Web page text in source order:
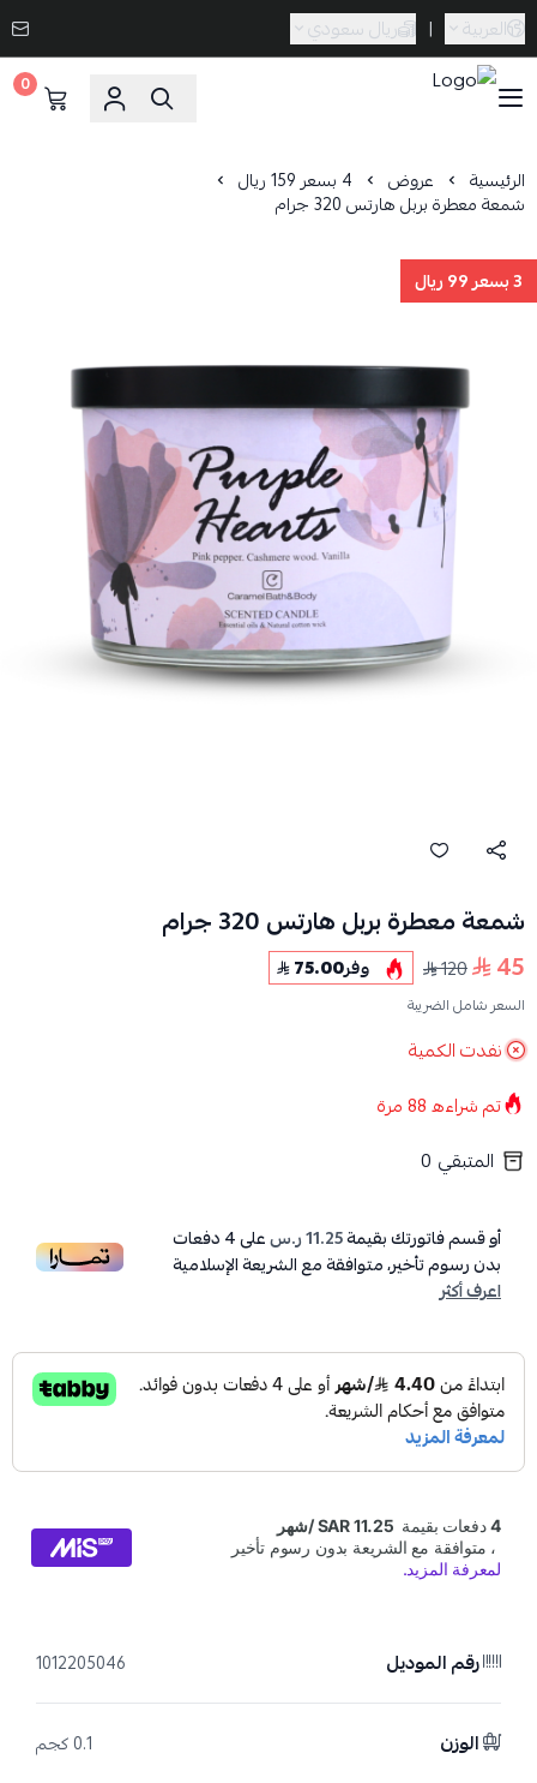
العربية | ريال سعودي
0
الرئيسية عروض 4 بسعر 159 ريال
شمعة معطرة بربل هارتس 320 جرام
3 بسعر 99 ريال
شمعة معطرة بربل هارتس 320 جرام
45
120 وفر75.00
السعر شامل الضريبة
نفدت الكمية
تم شراءه88مرة
المتبقي 0
أو قسم فاتورتك بقيمة11.25 ر.س على4دفعات
بدون رسوم تأخير، متوافقة مع الشريعة الإسلامية
اعرف أكثر
رقم الموديل 1012205046
الوزن 0.1 كجم